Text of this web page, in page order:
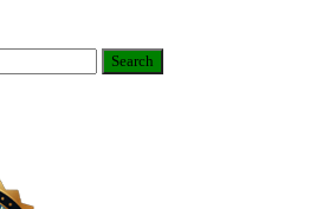
Search